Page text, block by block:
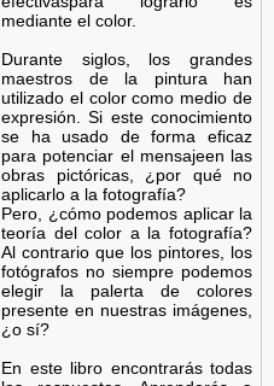
mediante el color.
Durante siglos, los grandes
maestros de la pintura han
utilizado el color como medio de
expresión. Si este conocimiento
se ha usado de forma eficaz
para potenciar el mensajeen las
obras pictóricas, ¿por qué no
aplicarlo a la fotografía?
Pero, ¿cómo podemos aplicar la
teoría del color a la fotografía?
Al contrario que los pintores, los
fotógrafos no siempre podemos
elegir la palerta de colores
presente en nuestras imágenes,
¿o sí?
En este libro encontrarás todas